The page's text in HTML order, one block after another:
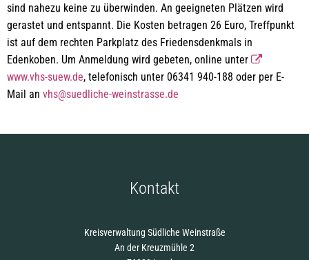
sind nahezu keine zu überwinden. An geeigneten Plätzen wird
gerastet und entspannt. Die Kosten betragen 26 Euro, Treffpunkt
ist auf dem rechten Parkplatz des Friedensdenkmals in
Edenkoben. Um Anmeldung wird gebeten, online unter
www.vhs-suew.de, telefonisch unter 06341 940-188 oder per E-
Mail an vhs@suedliche-weinstrasse.de
Kontakt
Kreisverwaltung Südliche Weinstraße
An der Kreuzmühle 2